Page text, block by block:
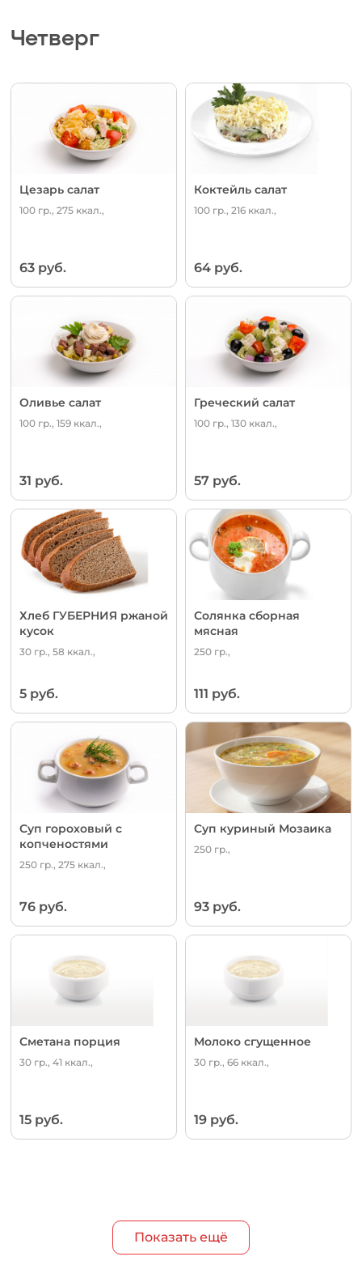
Четверг
Цезарь салат
100 гр., 275 ккал.,
63 руб.
Коктейль салат
100 гр., 216 ккал.,
64 руб.
Оливье салат
100 гр., 159 ккал.,
31 руб.
Греческий салат
100 гр., 130 ккал.,
57 руб.
Хлеб ГУБЕРНИЯ ржаной
кусок
30 гр., 58 ккал.,
5 руб.
Солянка сборная
мясная
250 гр.,
111 руб.
Суп гороховый с
копченостями
250 гр., 275 ккал.,
76 руб.
Суп куриный Мозаика
250 гр.,
93 руб.
Сметана порция
30 гр., 41 ккал.,
15 руб.
Молоко сгущенное
30 гр., 66 ккал.,
19 руб.
Показать ещё